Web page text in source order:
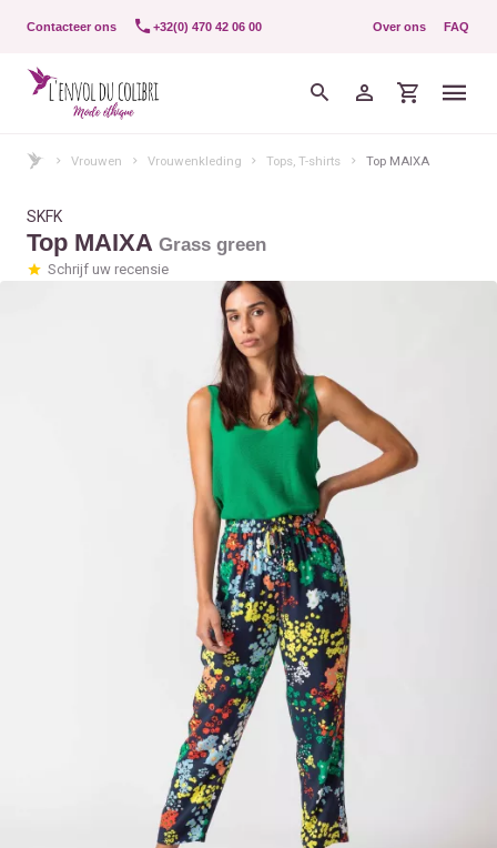
Contacteer ons +32(0) 470 42 06 00 Over ons FAQ
Vrouwen Vrouwenkleding Tops, T-shirts Top MAIXA
SKFK
Top MAIXA Grass green
Schrijf uw recensie